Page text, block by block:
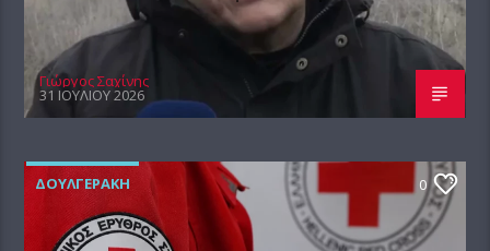
Γιώργος Σαχίνης
31 ΙΟΥΛΊΟΥ 2026
ΔΟΥΛΓΕΡΆΚΗ 0